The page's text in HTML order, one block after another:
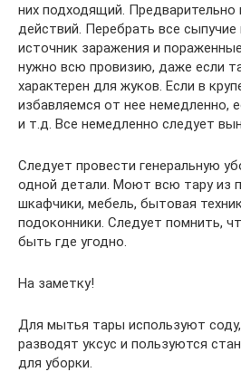
них подходящий.
действий. Перебрать все
источник заражения и
нужно всю провизию, даже если
характерен для жуков. Если в
избавляемся от нее немедленно,
и т.д. Все немедленно следует
Следует провести генеральную
одной детали. Моют всю тару из
шкафчики, мебель, бытовая
подоконники. Следует помнить,
быть где угодно.
На заметку!
Для мытья тары используют
разводят уксус и пользуются
для уборки.